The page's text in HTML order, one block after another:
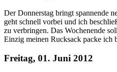
Der Donnerstag bringt spannende
geht schnell vorbei und ich
zu verbringen. Das Wochenende
Einzig meinen Rucksack packe ich
Freitag, 01. Juni 2012